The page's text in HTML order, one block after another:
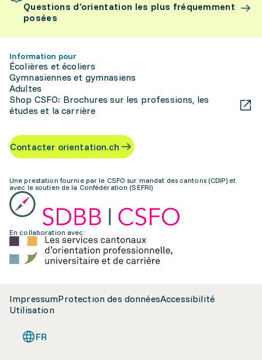
Questions d’orientation les plus fréquemment
posées
Information pour
Écolières et écoliers
Gymnasiennes et gymnasiens
Adultes
Shop CSFO: Brochures sur les professions, les
études et la carrière
Contacter orientation.ch
Une prestation fournie par le CSFO sur mandat des cantons (CDIP) et
avec le soutien de la Confédération (SEFRI)
En collaboration avec:
ImpressumProtection des donnéesAccessibilité
Utilisation
FR